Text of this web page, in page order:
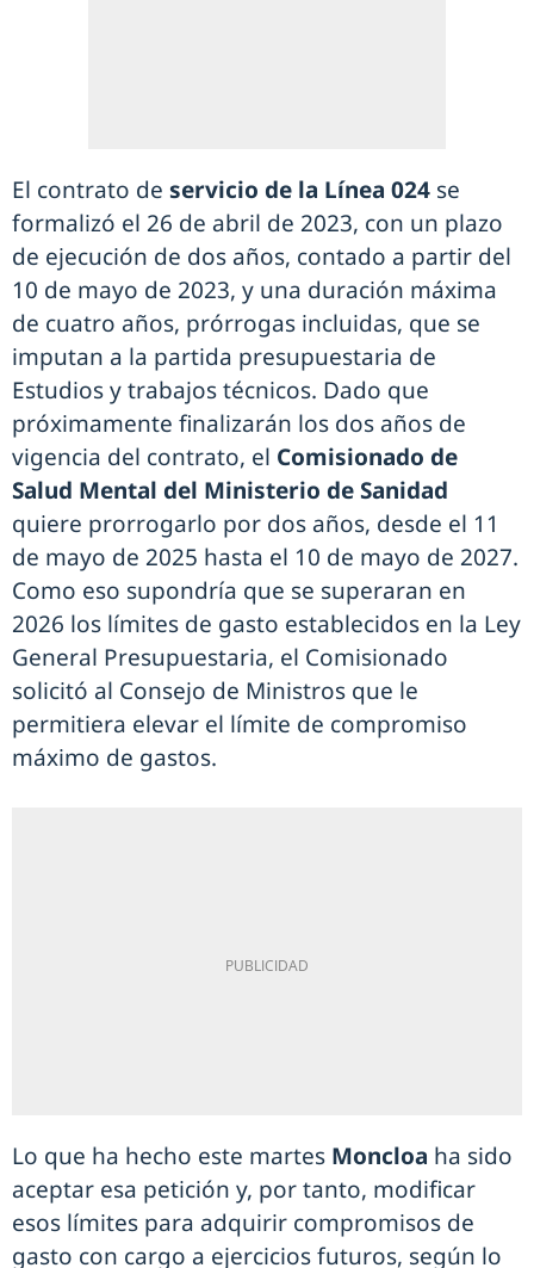
El contrato de servicio de la Línea 024 se
formalizó el 26 de abril de 2023, con un plazo
de ejecución de dos años, contado a partir del
10 de mayo de 2023, y una duración máxima
de cuatro años, prórrogas incluidas, que se
imputan a la partida presupuestaria de
Estudios y trabajos técnicos. Dado que
próximamente finalizarán los dos años de
vigencia del contrato, el Comisionado de
Salud Mental del Ministerio de Sanidad
quiere prorrogarlo por dos años, desde el 11
de mayo de 2025 hasta el 10 de mayo de 2027.
Como eso supondría que se superaran en
2026 los límites de gasto establecidos en la Ley
General Presupuestaria, el Comisionado
solicitó al Consejo de Ministros que le
permitiera elevar el límite de compromiso
máximo de gastos.
Lo que ha hecho este martes Moncloa ha sido
aceptar esa petición y, por tanto, modificar
esos límites para adquirir compromisos de
gasto con cargo a ejercicios futuros, según lo